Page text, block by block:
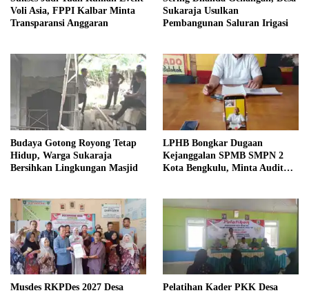
Voli Asia, FPPI Kalbar Minta
Transparansi Anggaran
Sukaraja Usulkan
Pembangunan Saluran Irigasi
Budaya Gotong Royong Tetap
Hidup, Warga Sukaraja
Bersihkan Lingkungan Masjid
LPHB Bongkar Dugaan
Kejanggalan SPMB SMPN 2
Kota Bengkulu, Minta Audit
Musdes RKPDes 2027 Desa
Pelatihan Kader PKK Desa